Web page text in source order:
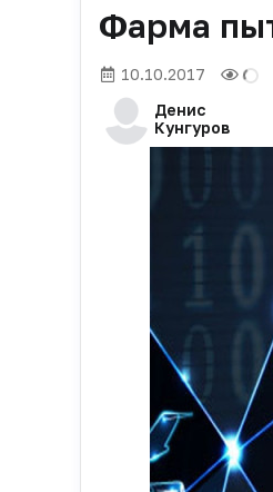
Фарма
10.10.2017
Денис
Кунгуров